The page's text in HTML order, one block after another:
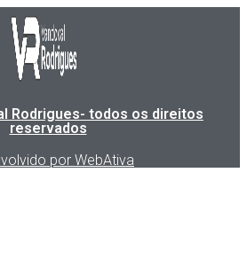
Rodrigues- todos os direitos
reservados
por WebAtiva